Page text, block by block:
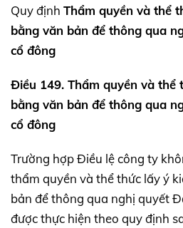
Quy định Thẩm quyền và thể
bằng văn bản để thông qua
cổ đông
Điều 149. Thẩm quyền và thể
bằng văn bản để thông qua
cổ đông
Trường hợp Điều lệ công ty
thẩm quyền và thể thức lấy ý
bản để thông qua nghị quyết
được thực hiện theo quy định